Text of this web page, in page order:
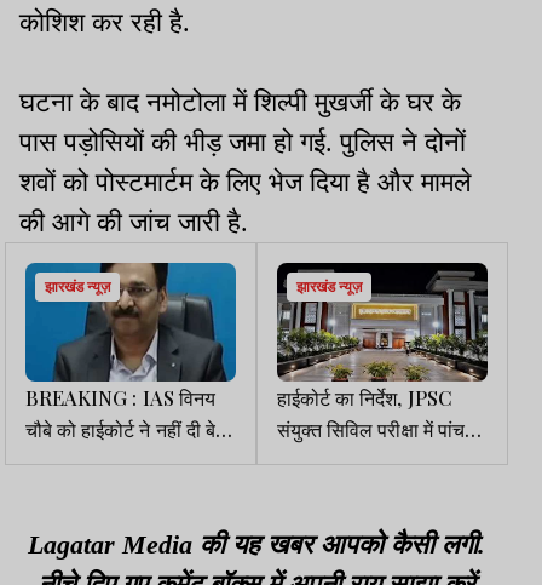
कोशिश कर रही है.
घटना के बाद नमोटोला में शिल्पी मुखर्जी के घर के
पास पड़ोसियों की भीड़ जमा हो गई. पुलिस ने दोनों
शवों को पोस्टमार्टम के लिए भेज दिया है और मामले
की आगे की जांच जारी है.
झारखंड न्यूज़
BREAKING : IAS विनय
चौबे को हाईकोर्ट ने नहीं दी बेल,
याचिका खारिज
झारखंड न्यूज़
हाईकोर्ट का निर्देश, JPSC
संयुक्त सिविल परीक्षा में पांच
सीटें रखें रिजर्व
Lagatar Media की यह खबर आपको कैसी लगी.